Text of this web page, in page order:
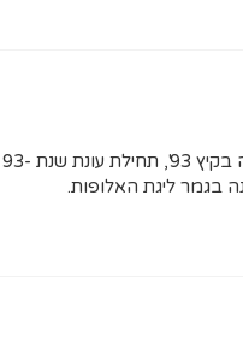
מעלית הזמן של המנג'ר לקחה אותי למסע לעבר הילדות ועצרה בקיץ 93', תחילת עונת שנת 93-